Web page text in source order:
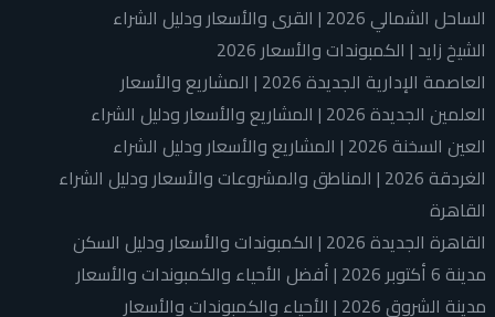
الساحل الشمالي 2026 | القرى والأسعار ودليل الشراء
الشيخ زايد | الكمبوندات والأسعار 2026
العاصمة الإدارية الجديدة 2026 | المشاريع والأسعار
العلمين الجديدة 2026 | المشاريع والأسعار ودليل الشراء
العين السخنة 2026 | المشاريع والأسعار ودليل الشراء
الغردقة 2026 | المناطق والمشروعات والأسعار ودليل الشراء
القاهرة
القاهرة الجديدة 2026 | الكمبوندات والأسعار ودليل السكن
مدينة 6 أكتوبر 2026 | أفضل الأحياء والكمبوندات والأسعار
مدينة الشروق 2026 | الأحياء والكمبوندات والأسعار